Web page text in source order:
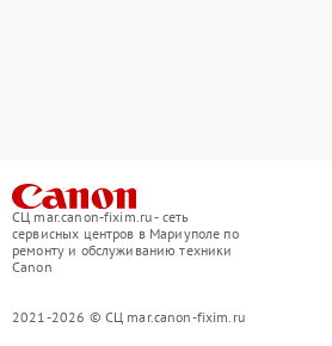
СЦ mar.canon-fixim.ru - сеть
сервисных центров в Мариуполе по
ремонту и обслуживанию техники
Canon
2021-2026 © СЦ mar.canon-fixim.ru